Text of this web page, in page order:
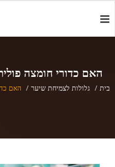
האם כדורי חומצה
בית גלולות לצמיחת שיער האם